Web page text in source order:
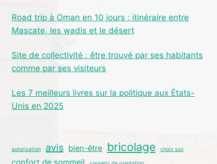
Road trip à Oman en 10 jours : itinéraire entre
Mascate, les wadis et le désert
Site de collectivité : être trouvé par ses habitants
comme par ses visiteurs
Les 7 meilleurs livres sur la politique aux États-
Unis en 2025
autorisation avis bien-être bricolage choix suv